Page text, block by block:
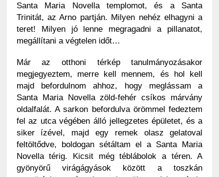
Santa Maria Novella templomot, és a Santa
Trinitát, az Arno partján. Milyen nehéz elhagyni a
teret! Milyen jó lenne megragadni a pillanatot,
megállítani a végtelen időt…
Már az otthoni térkép tanulmányozásakor
megjegyeztem, merre kell mennem, és hol kell
majd befordulnom ahhoz, hogy meglássam a
Santa Maria Novella zöld-fehér csíkos márvány
oldalfalát. A sarkon befordulva örömmel fedeztem
fel az utca végében álló jellegzetes épületet, és a
siker ízével, majd egy remek olasz gelatoval
feltöltődve, boldogan sétáltam el a Santa Maria
Novella térig. Kicsit még téblábolok a téren. A
gyönyörű virágágyások között a toszkán